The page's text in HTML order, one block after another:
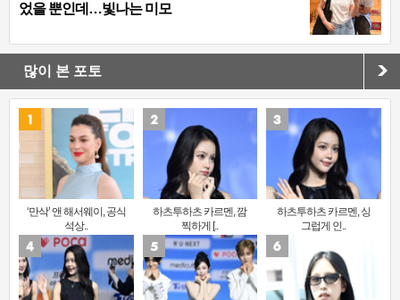
었을 뿐인데…빛나는 미모
많이 본 포토
‘만삭’ 앤 해서웨이, 공식
석상..
하츠투하츠 카르멘, 깜
찍하게 [..
하츠투하츠 카르멘, 싱
그럽게 인..